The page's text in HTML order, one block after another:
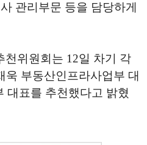
관리부문 등을 담당하게
위원회는 12일 차기 각
욱 부동산인프라사업부 대
대표를 추천했다고 밝혔